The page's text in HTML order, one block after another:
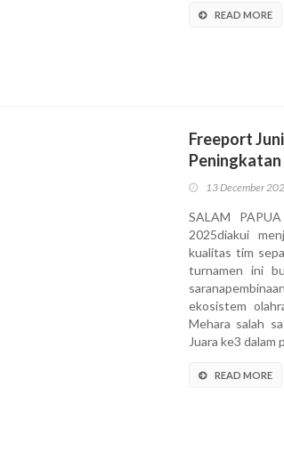
READ MORE
Freeport
13 December
SALAM
2025diakui
kualitas tim
turnamen ini
ekosistem
Mehara salah
Juara ke3 dalam
READ MORE